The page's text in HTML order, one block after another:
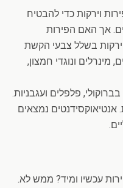
וירקות כדי להבטיח
אך האם הפירות
ירקות בשלל צבעי הקשת
מינרלים ונוגדי חמצון,
פלפלים ועגבניות.
אנטיאוקסידנטים נמצאים
עכשיו ומיד? ממש לא.